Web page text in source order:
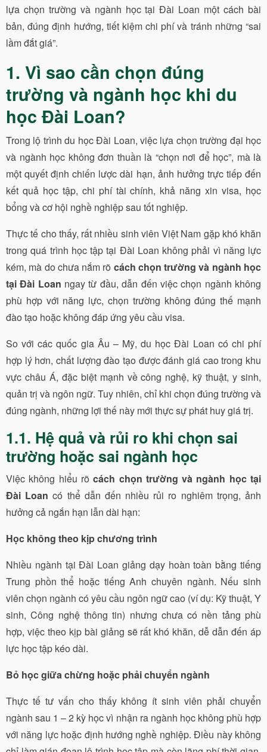
lựa chọn trường và ngành học tại Đài Loan một cách bài
bản, đúng định hướng, tiết kiệm chi phí và tránh những “sai
lầm đắt giá”.
1. Vì sao cần chọn đúng
trường và ngành học khi du
học Đài Loan?
Trong lộ trình du học Đài Loan, việc lựa chọn trường đại học
và ngành học không đơn thuần là “chọn nơi để học”, mà là
một quyết định chiến lược dài hạn, ảnh hưởng trực tiếp đến
kết quả học tập, chi phí tài chính, khả năng xin visa, học
bổng và cơ hội nghề nghiệp sau tốt nghiệp.
Thực tế cho thấy, rất nhiều sinh viên Việt Nam gặp khó khăn
trong quá trình học tập tại Đài Loan không phải vì năng lực
kém, mà do chưa nắm rõ cách chọn trường và ngành học
tại Đài Loan ngay từ đầu, dẫn đến việc chọn ngành không
phù hợp với năng lực, chọn trường không đúng thế mạnh
đào tạo hoặc không đáp ứng yêu cầu visa.
So với các quốc gia Âu – Mỹ, du học Đài Loan có chi phí
hợp lý hơn, chất lượng đào tạo được đánh giá cao trong khu
vực châu Á, đặc biệt mạnh về công nghệ, kỹ thuật, y sinh,
quản trị và ngôn ngữ. Tuy nhiên, chỉ khi chọn đúng trường và
đúng ngành, những lợi thế này mới thực sự phát huy giá trị.
1.1. Hệ quả và rủi ro khi chọn sai
trường hoặc sai ngành học
Việc không hiểu rõcách chọn trường và ngành học tại
Đài Loan có thể dẫn đến nhiều rủi ro nghiêm trọng, ảnh
hưởng cả ngắn hạn lẫn dài hạn:
Học không theo kịp chương trình
Nhiều ngành tại Đài Loan giảng dạy hoàn toàn bằng tiếng
Trung phồn thể hoặc tiếng Anh chuyên ngành. Nếu sinh
viên chọn ngành có yêu cầu ngôn ngữ cao (ví dụ: Kỹ thuật, Y
sinh, Công nghệ thông tin) nhưng chưa có nền tảng phù
hợp, việc theo kịp bài giảng sẽ rất khó khăn, dễ dẫn đến áp
lực học tập kéo dài.
Bỏ học giữa chừng hoặc phải chuyển ngành
Thực tế tư vấn cho thấy không ít sinh viên phải chuyển
ngành sau 1 – 2 kỳ học vì nhận ra ngành học không phù hợp
với năng lực hoặc định hướng nghề nghiệp. Điều này không